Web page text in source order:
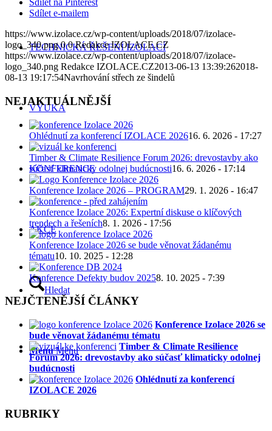
TECHNICKÁ ŘEŠENÍ IZOLACÍ
VÝUKA
KONFERENCE
AKCE
Hledat
Menu Menu
Sdílet na Pinterest
Sdílet e-mailem
https://www.izolace.cz/wp-content/uploads/2018/07/izolace-
logo_340.png 0 0 Redakce IZOLACE.CZ
https://www.izolace.cz/wp-content/uploads/2018/07/izolace-
logo_340.png Redakce IZOLACE.CZ2013-06-13 13:39:262018-
08-13 19:17:54Navrhování střech ze šindelů
NEJAKTUÁLNĚJŠÍ
Ohlédnutí za konferencí IZOLACE 202616. 6. 2026 - 17:27
Timber & Climate Resilience Forum 2026: drevostavby ako
súčasť klimaticky odolnej budúcnosti16. 6. 2026 - 17:14
Konference Izolace 2026 – PROGRAM29. 1. 2026 - 16:47
Konference Izolace 2026: Expertní diskuse o klíčových
trendech a řešeních8. 1. 2026 - 17:56
Konference Izolace 2026 se bude věnovat žádanému
tématu10. 10. 2025 - 12:28
Konference Defekty budov 20258. 10. 2025 - 7:39
NEJČTENĚJŠÍ ČLÁNKY
Konference Izolace 2026 se
bude věnovat žádanému tématu
Timber & Climate Resilience
Forum 2026: drevostavby ako súčasť klimaticky odolnej
budúcnosti
Ohlédnutí za konferencí
IZOLACE 2026
RUBRIKY